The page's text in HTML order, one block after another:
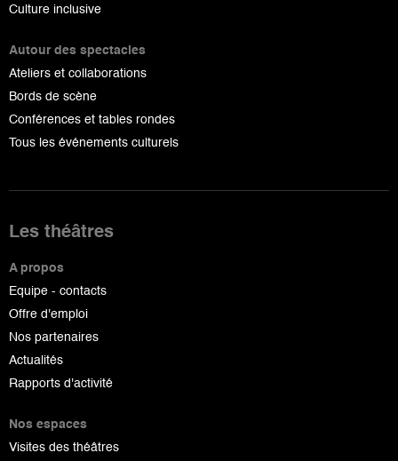
Culture inclusive
Autour des spectacles
Ateliers et collaborations
Bords de scène
Conférences et tables rondes
Tous les événements culturels
Les théâtres
A propos
Equipe - contacts
Offre d'emploi
Nos partenaires
Actualités
Rapports d'activité
Nos espaces
Visites des théâtres